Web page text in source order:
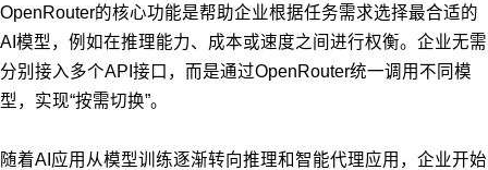
OpenRouter的核心功能是帮助企业根据任务需求选择最合适的
AI模型，例如在推理能力、成本或速度之间进行权衡。企业无需
分别接入多个API接口，而是通过OpenRouter统一调用不同模
型，实现“按需切换”。
随着AI应用从模型训练逐渐转向推理和智能代理应用，企业开始